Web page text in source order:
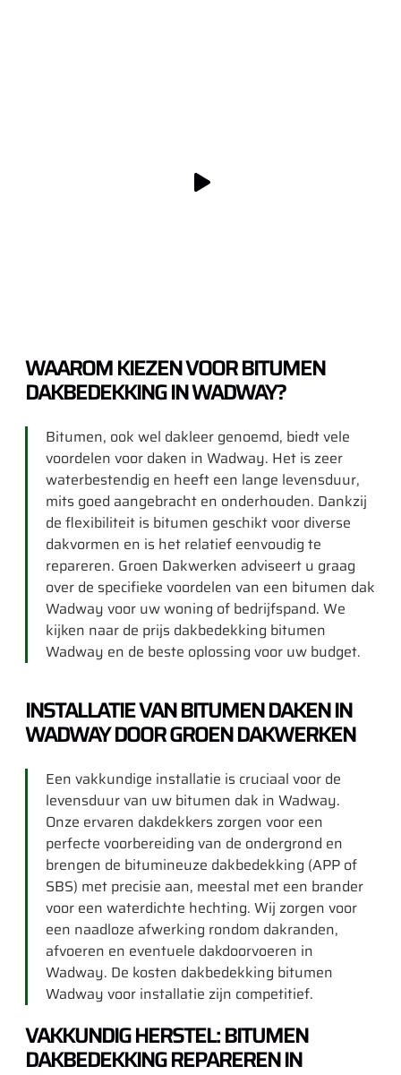
WAAROM KIEZEN VOOR BITUMEN
DAKBEDEKKING IN WADWAY?
Bitumen, ook wel dakleer genoemd, biedt vele
voordelen voor daken in Wadway. Het is zeer
waterbestendig en heeft een lange levensduur,
mits goed aangebracht en onderhouden. Dankzij
de flexibiliteit is bitumen geschikt voor diverse
dakvormen en is het relatief eenvoudig te
repareren. Groen Dakwerken adviseert u graag
over de specifieke voordelen van een bitumen dak
Wadway voor uw woning of bedrijfspand. We
kijken naar de prijs dakbedekking bitumen
Wadway en de beste oplossing voor uw budget.
INSTALLATIE VAN BITUMEN DAKEN IN
WADWAY DOOR GROEN DAKWERKEN
Een vakkundige installatie is cruciaal voor de
levensduur van uw bitumen dak in Wadway.
Onze ervaren dakdekkers zorgen voor een
perfecte voorbereiding van de ondergrond en
brengen de bitumineuze dakbedekking (APP of
SBS) met precisie aan, meestal met een brander
voor een waterdichte hechting. Wij zorgen voor
een naadloze afwerking rondom dakranden,
afvoeren en eventuele dakdoorvoeren in
Wadway. De kosten dakbedekking bitumen
Wadway voor installatie zijn competitief.
VAKKUNDIG HERSTEL: BITUMEN
DAKBEDEKKING REPAREREN IN